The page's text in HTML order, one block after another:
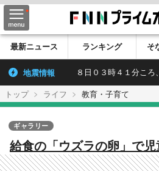
最新ニュース ランキング そ
地震情報 ８日０３時４１分ころ
トップ ライフ 教育・子育て
給食の「ウズラの卵」で
に「米粉パン」「白玉団
ギャラリー